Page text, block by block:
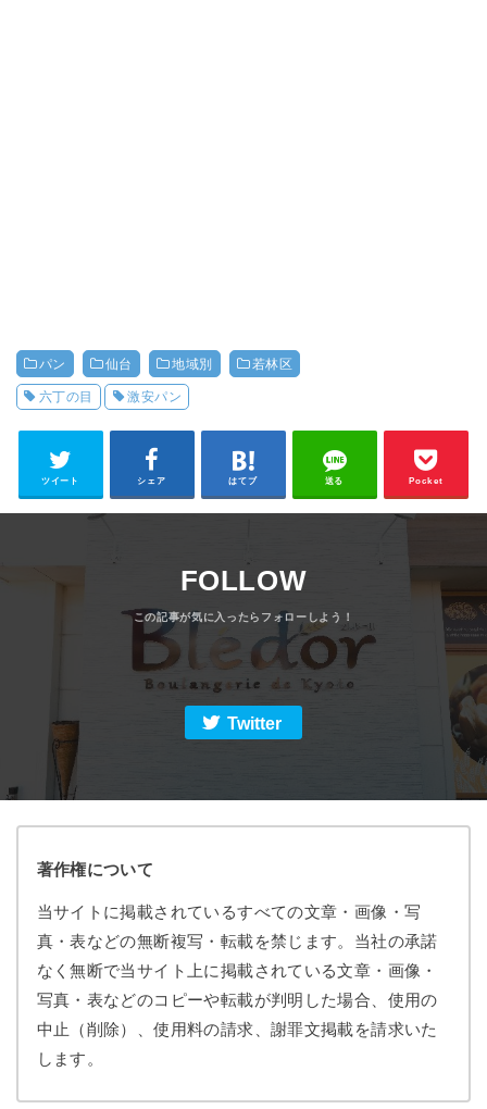
パン 仙台 地域別 若林区
六丁の目 激安パン
ツイート シェア はてブ 送る Pocket
FOLLOW
Twitter
著作権について
当サイトに掲載されているすべての文章・画像・写
真・表などの無断複写・転載を禁じます。当社の承諾
なく無断で当サイト上に掲載されている文章・画像・
写真・表などのコピーや転載が判明した場合、使用の
中止（削除）、使用料の請求、謝罪文掲載を請求いた
します。